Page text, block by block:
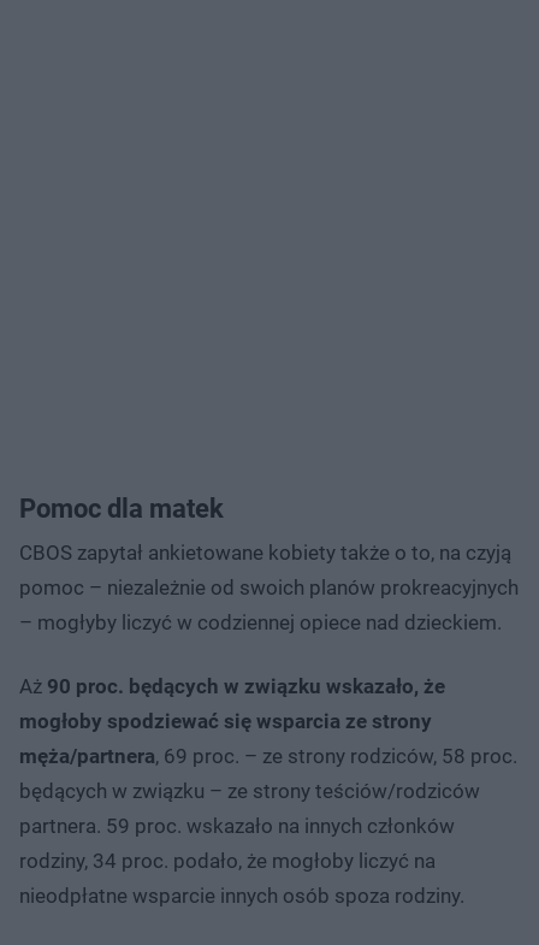
Pomoc dla matek
CBOS zapytał ankietowane kobiety także o to, na czyją
pomoc – niezależnie od swoich planów prokreacyjnych
– mogłyby liczyć w codziennej opiece nad dzieckiem.
Aż 90 proc. będących w związku wskazało, że
mogłoby spodziewać się wsparcia ze strony
męża/partnera, 69 proc. – ze strony rodziców, 58 proc.
będących w związku – ze strony teściów/rodziców
partnera. 59 proc. wskazało na innych członków
rodziny, 34 proc. podało, że mogłoby liczyć na
nieodpłatne wsparcie innych osób spoza rodziny.